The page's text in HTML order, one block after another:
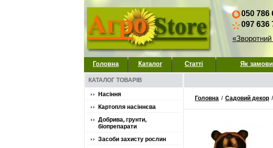
050 786
097 636
«Зворотний
Головна Каталог Статті Як
КАТАЛОГ ТОВАРІВ
Насіння
Картопля насіннєва
Добрива, грунти,
біопрепарати
Засоби захисту рослин
Головна / Садовий декор /